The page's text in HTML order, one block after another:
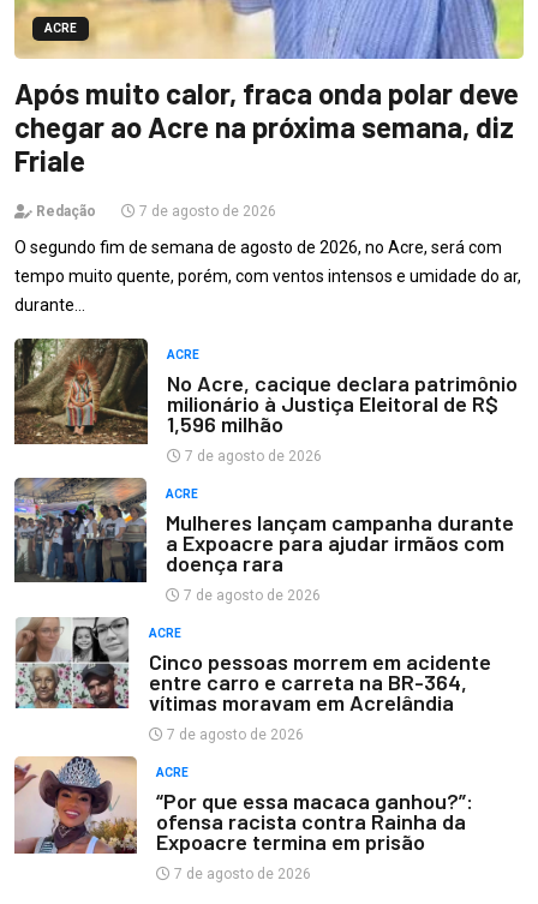
ACRE
Após muito calor, fraca onda polar deve
chegar ao Acre na próxima semana, diz
Friale
Redação 7 de agosto de 2026
O segundo fim de semana de agosto de 2026, no Acre, será com
tempo muito quente, porém, com ventos intensos e umidade do ar,
durante…
ACRE
No Acre, cacique declara patrimônio
milionário à Justiça Eleitoral de R$
1,596 milhão
7 de agosto de 2026
ACRE
Mulheres lançam campanha durante
a Expoacre para ajudar irmãos com
doença rara
7 de agosto de 2026
ACRE
Cinco pessoas morrem em acidente
entre carro e carreta na BR-364,
vítimas moravam em Acrelândia
7 de agosto de 2026
ACRE
“Por que essa macaca ganhou?”:
ofensa racista contra Rainha da
Expoacre termina em prisão
7 de agosto de 2026